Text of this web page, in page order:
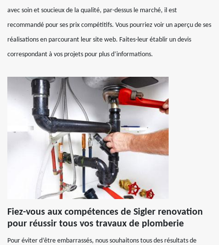
avec soin et soucieux de la qualité, par-dessus le marché, il est
recommandé pour ses prix compétitifs. Vous pourriez voir un aperçu de ses
réalisations en parcourant leur site web. Faites-leur établir un devis
correspondant à vos projets pour plus d’informations.
Fiez-vous aux compétences de Sigler renovation
pour réussir tous vos travaux de plomberie
Pour éviter d’être embarrassés, nous souhaitons tous des résultats de